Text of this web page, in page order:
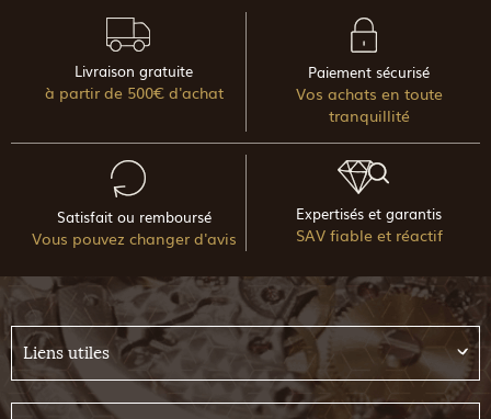
Livraison gratuite
à partir de 500€ d'achat
Paiement sécurisé
Vos achats en toute
tranquillité
Satisfait ou remboursé
Vous pouvez changer d'avis
Expertisés et garantis
SAV fiable et réactif
Liens utiles